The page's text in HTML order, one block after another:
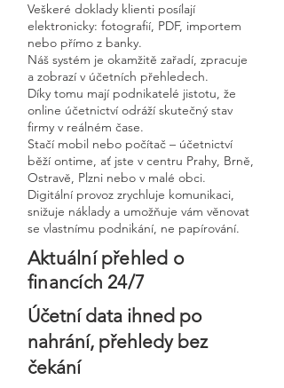
Veškeré doklady klienti posílají
elektronicky: fotografií, PDF, importem
nebo přímo z banky.
Náš systém je okamžitě zařadí, zpracuje
a zobrazí v účetních přehledech.
Díky tomu mají podnikatelé jistotu, že
online účetnictví odráží skutečný stav
firmy v reálném čase.
Stačí mobil nebo počítač – účetnictví
běží ontime, ať jste v centru Prahy, Brně,
Ostravě, Plzni nebo v malé obci.
Digitální provoz zrychluje komunikaci,
snižuje náklady a umožňuje vám věnovat
se vlastnímu podnikání, ne papírování.
Aktuální přehled o
financích 24/7
Účetní data ihned po
nahrání, přehledy bez
čekání